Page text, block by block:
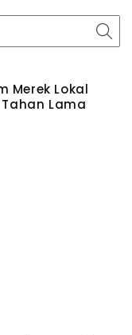
Merek Lokal
Lama